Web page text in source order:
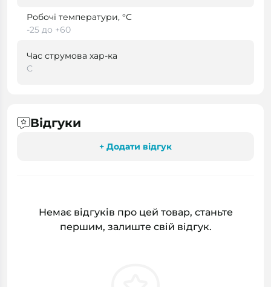
Робочі температури, °С
-25 до +60
Час струмова хар-ка
C
Відгуки
+ Додати відгук
Немає відгуків про цей товар, станьте
першим, залиште свій відгук.